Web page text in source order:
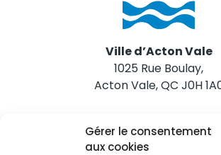
Gérer le consentement
aux cookies
Ville d’Acton Vale
1025 Rue Boulay,
Acton Vale, QC J0H
Nous joindre
Tél. 450 546-2703